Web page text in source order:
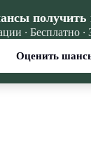
получить
· Бесплатно
Оценить